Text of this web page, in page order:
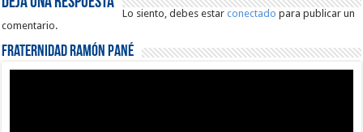
Lo siento, debes estarconectado para publicar un
comentario.
Fraternidad Ramón Pané